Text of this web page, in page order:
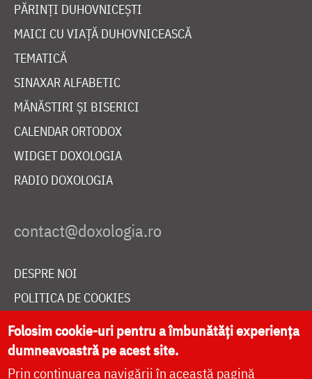
PĂRINȚI DUHOVNICEȘTI
MAICI CU VIAȚĂ DUHOVNICEASCĂ
TEMATICĂ
SINAXAR ALFABETIC
MĂNĂSTIRI ȘI BISERICI
CALENDAR ORTODOX
WIDGET DOXOLOGIA
RADIO DOXOLOGIA
DESPRE NOI
POLITICA DE COOKIES
DONEAZĂ ONLINE PENTRU CATEDRALA NAȚIONALĂ
LIVE
Folosim cookie-uri pentru a îmbunătăți experiența
dumneavoastră pe acest site.
Prin continuarea navigării în această pagină